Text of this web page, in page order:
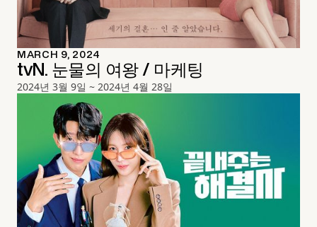
MARCH 9, 2024
tvN. 눈물의 여왕 / 마케팅
2024년 3월 9일 ~ 2024년 4월 28일